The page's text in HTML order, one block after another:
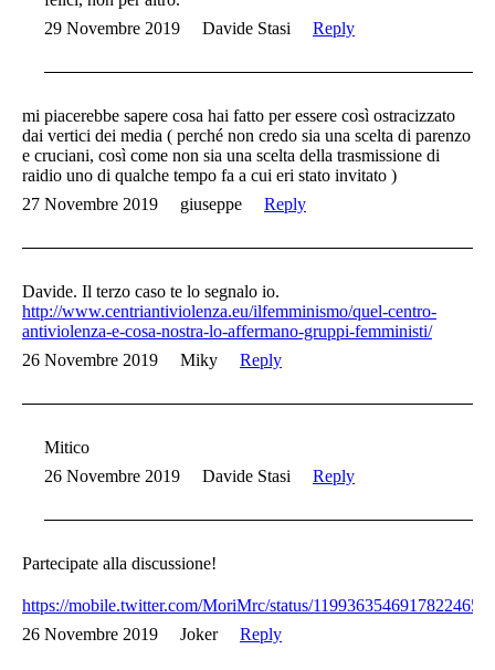
29 Novembre 2019
Davide Stasi Reply
mi piacerebbe sapere cosa hai fatto per essere così ostracizzato
dai vertici dei media ( perché non credo sia una scelta di parenzo
e cruciani, così come non sia una scelta della trasmissione di
raidio uno di qualche tempo fa a cui eri stato invitato )
27 Novembre 2019
giuseppe Reply
Davide. Il terzo caso te lo segnalo io.
http://www.centriantiviolenza.eu/ilfemminismo/quel-centro-
antiviolenza-e-cosa-nostra-lo-affermano-gruppi-femministi/
26 Novembre 2019
Miky Reply
Mitico
26 Novembre 2019
Davide Stasi Reply
Partecipate alla discussione!
https://mobile.twitter.com/MoriMrc/status/1199363546917822465
26 Novembre 2019
Joker Reply